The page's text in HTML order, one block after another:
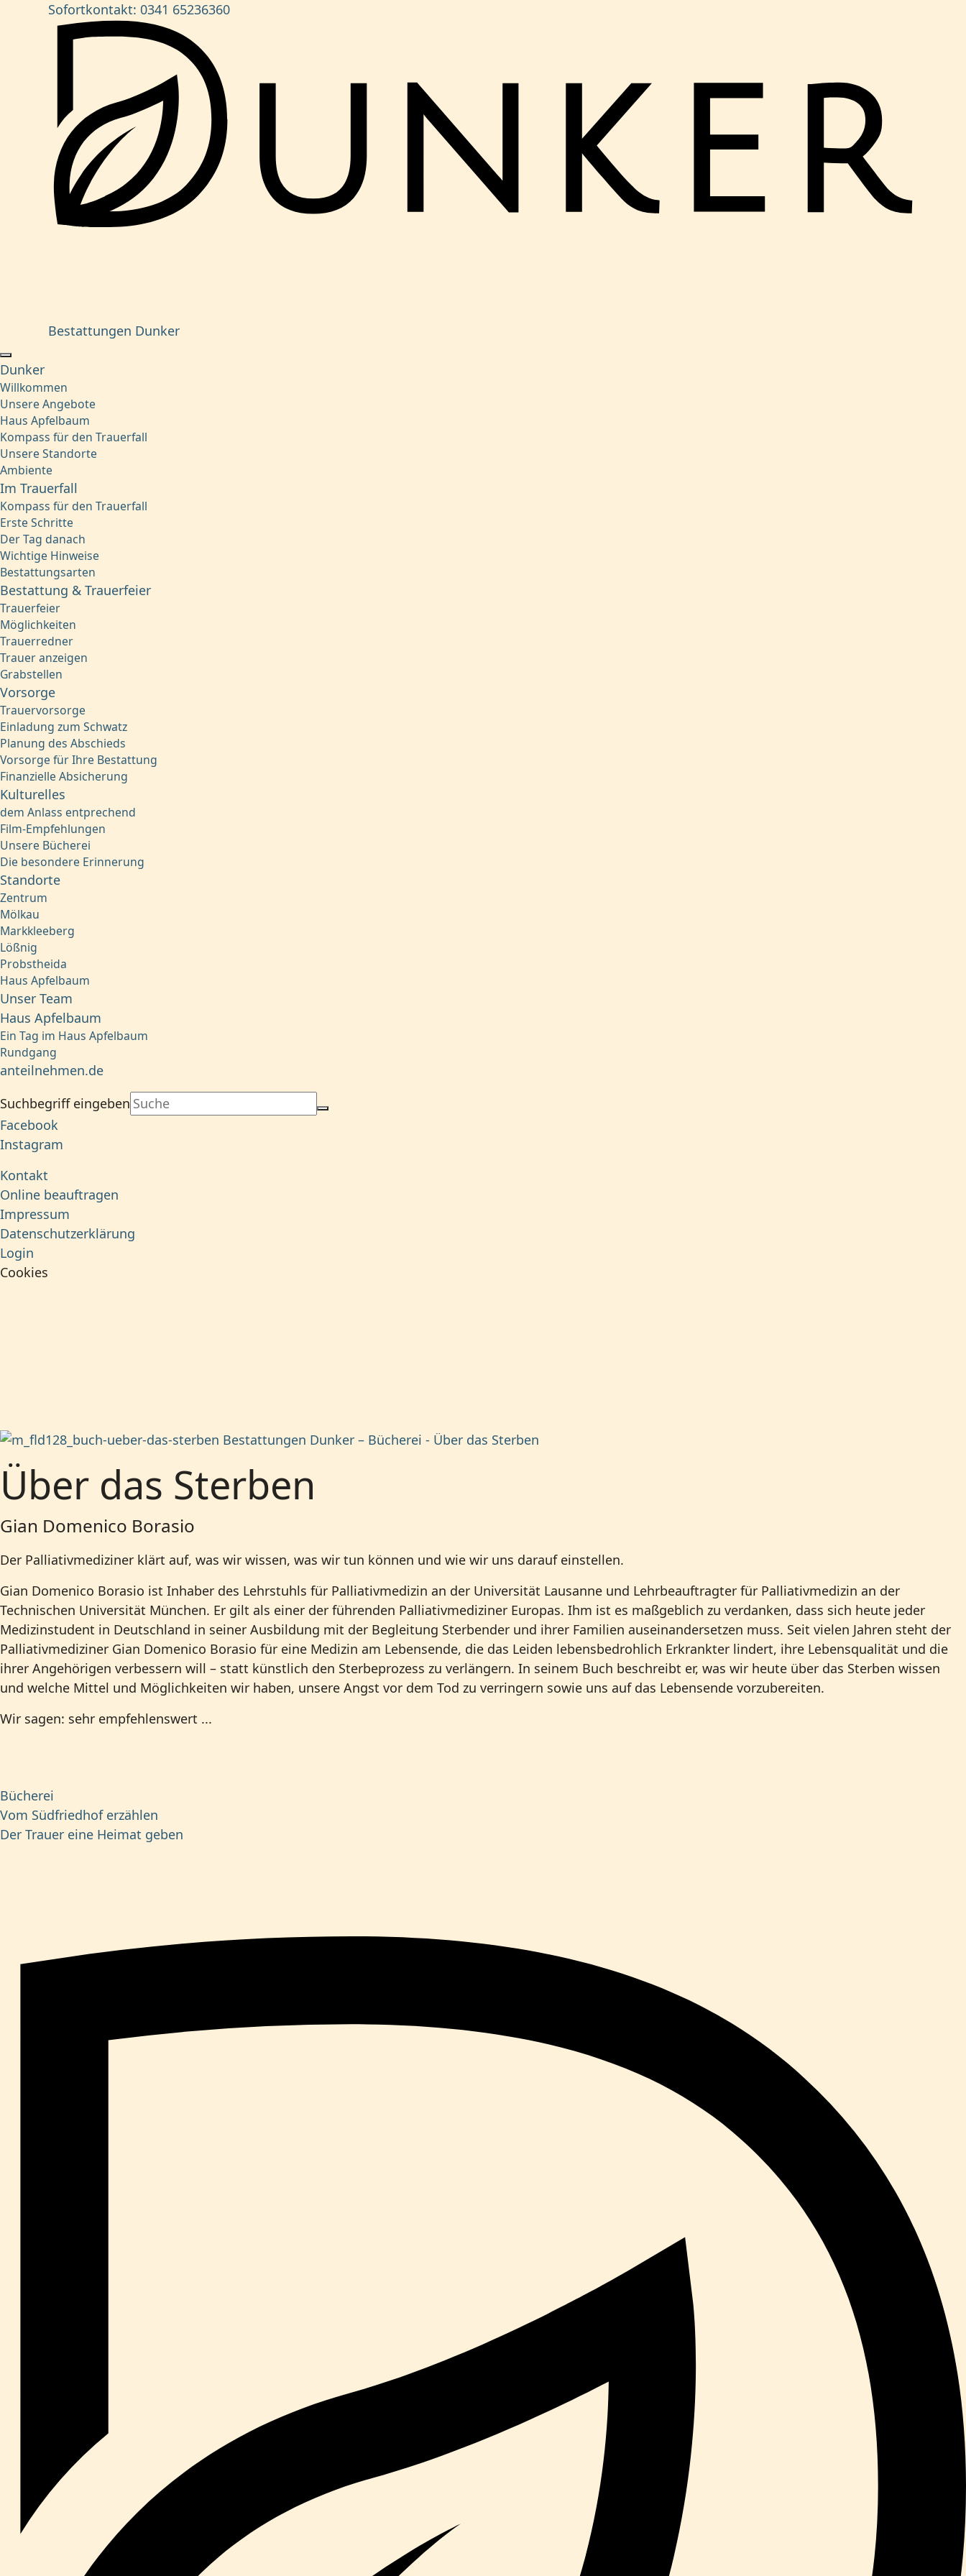
Sofortkontakt:0341 65236360
Bestattungen Dunker
Dunker
Willkommen
Unsere Angebote
Haus Apfelbaum
Kompass für den Trauerfall
Unsere Standorte
Ambiente
Im Trauerfall
Kompass für den Trauerfall
Erste Schritte
Der Tag danach
Wichtige Hinweise
Bestattungsarten
Bestattung & Trauerfeier
Trauerfeier
Möglichkeiten
Trauerredner
Trauer anzeigen
Grabstellen
Vorsorge
Trauervorsorge
Einladung zum Schwatz
Planung des Abschieds
Vorsorge für Ihre Bestattung
Finanzielle Absicherung
Kulturelles
dem Anlass entprechend
Film-Empfehlungen
Unsere Bücherei
Die besondere Erinnerung
Standorte
Zentrum
Mölkau
Markkleeberg
Lößnig
Probstheida
Haus Apfelbaum
Unser Team
Haus Apfelbaum
Ein Tag im Haus Apfelbaum
Rundgang
anteilnehmen.de
Suchbegriff eingeben
Facebook
Instagram
Kontakt
Online beauftragen
Impressum
Datenschutzerklärung
Login
Cookies
Über das Sterben
Gian Domenico Borasio
Der Palliativmediziner klärt auf, was wir wissen, was wir tun können und wie wir uns darauf einstellen.
Gian Domenico Borasio ist Inhaber des Lehrstuhls für Palliativmedizin an der Universität Lausanne und Lehrbeauftragter für Palliativmedizin an der
Technischen Universität München. Er gilt als einer der führenden Palliativmediziner Europas. Ihm ist es maßgeblich zu verdanken, dass sich heute jeder
Medizinstudent in Deutschland in seiner Ausbildung mit der Begleitung Sterbender und ihrer Familien auseinandersetzen muss. Seit vielen Jahren steht der
Palliativmediziner Gian Domenico Borasio für eine Medizin am Lebensende, die das Leiden lebensbedrohlich Erkrankter lindert, ihre Lebensqualität und die
ihrer Angehörigen verbessern will – statt künstlich den Sterbeprozess zu verlängern. In seinem Buch beschreibt er, was wir heute über das Sterben wissen
und welche Mittel und Möglichkeiten wir haben, unsere Angst vor dem Tod zu verringern sowie uns auf das Lebensende vorzubereiten.
Wir sagen: sehr empfehlenswert ...
Bücherei
Vom Südfriedhof erzählen
Der Trauer eine Heimat geben